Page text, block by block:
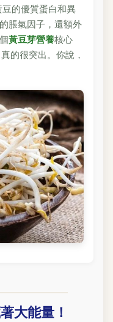
的優質蛋白和異
脹氣因子，還額外
黃豆芽營養核心
的很突出。你說，
大能量！